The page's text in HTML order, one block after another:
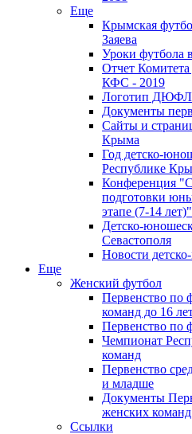
Еще
Крымская
Заяева
Уроки футбола
Отчет
КФС - 2019
Логотип
Документы
Сайты и
Крыма
Год детско-
Республике
Конференция
подготовки
этапе (7-14 лет)"
Детско-
Севастополя
Новости
Еще
Женский футбол
Первенство по
команд до 16
Первенство по
Чемпионат
команд
Первенство
и младше
Документы
женских команд
Ссылки